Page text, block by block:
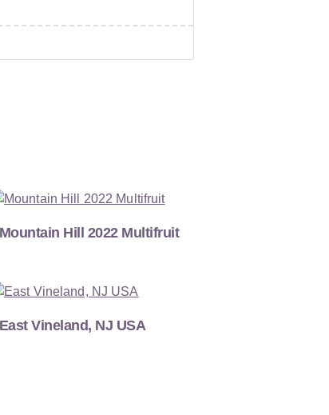
Mountain Hill 2022 Multifruit
East Vineland, NJ USA